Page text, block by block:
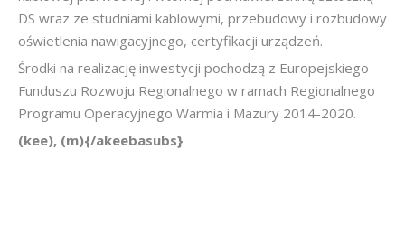
DS wraz ze studniami kablowymi, przebudowy i rozbudowy
oświetlenia nawigacyjnego, certyfikacji urządzeń.
Środki na realizację inwestycji pochodzą z Europejskiego
Funduszu Rozwoju Regionalnego w ramach Regionalnego
Programu Operacyjnego Warmia i Mazury 2014-2020.
(kee), (m){/akeebasubs}